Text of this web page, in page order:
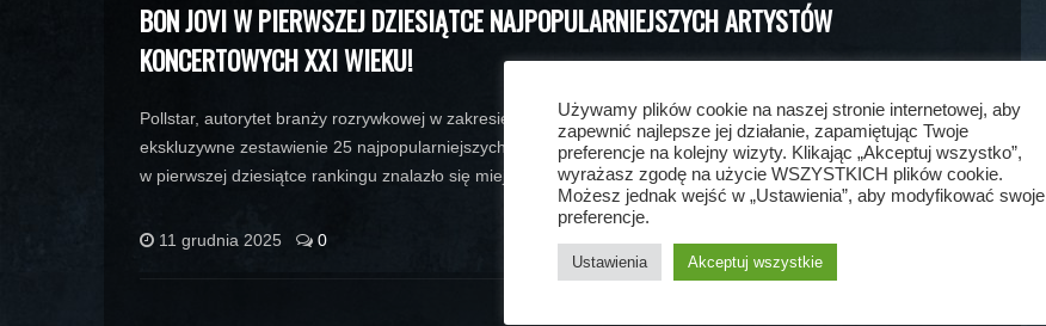
BON JOVI W PIERWSZEJ DZIESIĄTCE NAJPOPULARNIEJSZYCH ARTYSTÓW
KONCERTOWYCH XXI WIEKU!
Pollstar, autorytet branży rozrywkowej w zakresie dogłębnych danych i raportów kasowych, opublikował
ekskluzywne zestawienie 25 najpopularniejszych artystów koncertowych trwającego tysiąclecia. Co ciekawe,
w pierwszej dziesiątce rankingu znalazło się miejsce dla Bon Jovi! …
11 grudnia 2025 0
Używamy plików cookie na naszej stronie internetowej, aby
zapewnić najlepsze jej działanie, zapamiętując Twoje
preferencje na kolejny wizyty. Klikając „Akceptuj wszystko”,
wyrażasz zgodę na użycie WSZYSTKICH plików cookie.
Możesz jednak wejść w „Ustawienia”, aby modyfikować swoje
preferencje.
Ustawienia Akceptuj wszystkie